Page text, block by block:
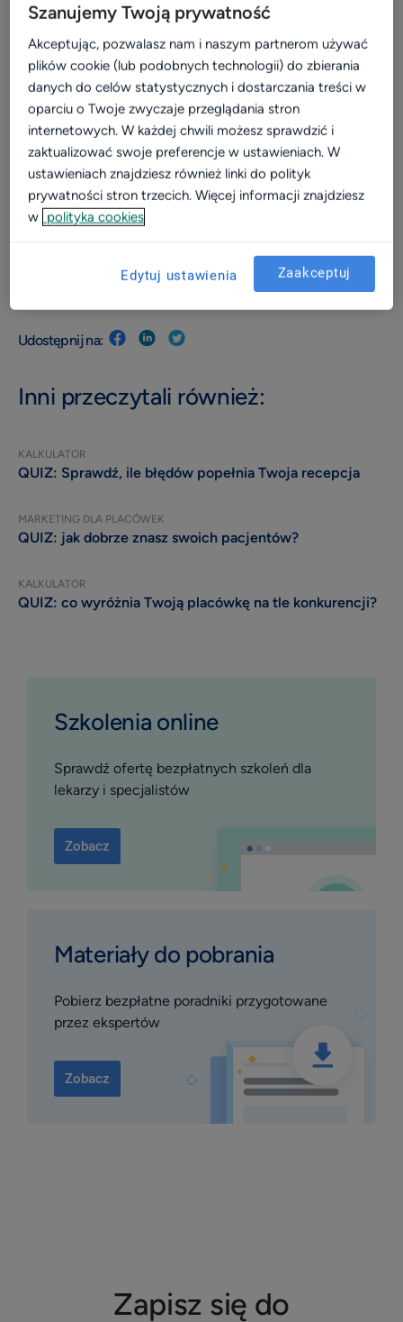
Social media
Usprawnienie pracy placówki
Biblioteka dla placówek
Usprawnienie pracy placówki
Video
Wizerunek
Dla placówki
Efektywność i rozwój
Komunikacja z pacjentami
Dla placówek medycznych
Aktualizacja profilu placówki
profil placówki
Szkolenia online
Udostępnij na:
Inni przeczytali również:
KALKULATOR
QUIZ: Sprawdź, ile błędów popełnia Twoja recepcja
MARKETING DLA PLACÓWEK
QUIZ: jak dobrze znasz swoich pacjentów?
KALKULATOR
QUIZ: co wyróżnia Twoją placówkę na tle konkurencji?
Szkolenia online
Sprawdź ofertę bezpłatnych szkoleń dla
lekarzy i specjalistów
Zobacz
Materiały do pobrania
Pobierz bezpłatne poradniki przygotowane
przez ekspertów
Zobacz
Zapisz się do
Szanujemy Twoją prywatność
Akceptując, pozwalasz nam i naszym partnerom używać
plików cookie (lub podobnych technologii) do zbierania
danych do celów statystycznych i dostarczania treści w
oparciu o Twoje zwyczaje przeglądania stron
internetowych. W każdej chwili możesz sprawdzić i
zaktualizować swoje preferencje w ustawieniach. W
ustawieniach znajdziesz również linki do polityk
prywatności stron trzecich. Więcej informacji znajdziesz
w polityka cookies
Edytuj ustawienia Zaakceptuj